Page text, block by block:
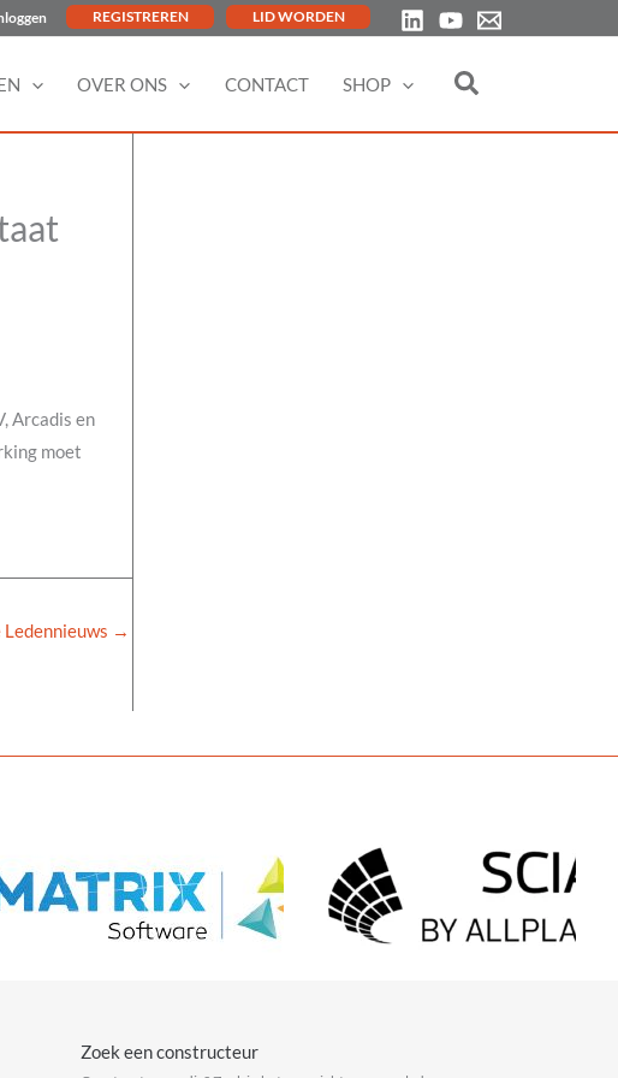
REGISTREREN LID WORDEN
OVER ONS CONTACT SHOP
Arcadis en
moet
Ledennieuws →
Zoek een constructeur